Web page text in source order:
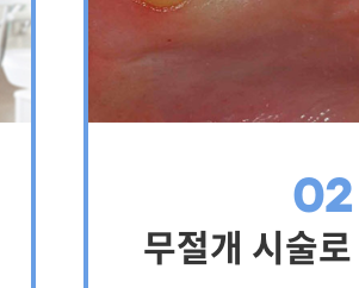
02
무절개 시술